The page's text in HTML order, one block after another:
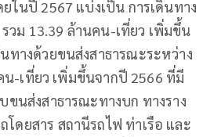
ในปี 2567 แบ่งเป็น การเดินทาง
วม 13.39 ล้านคน-เที่ยว เพิ่มขึ้น
างด้วยขนส่งสาธารณะระหว่าง
น-เที่ยว เพิ่มขึ้นจากปี 2566 ที่มี
นส่งสาธารณะทางบก ทางราง
ดยสาร สถานีรถไฟ ท่าเรือ และ